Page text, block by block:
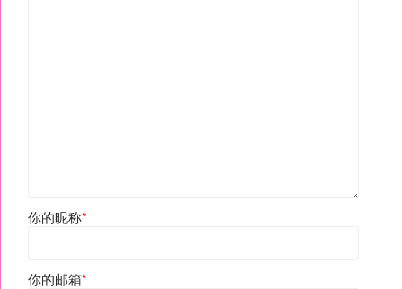
你的昵称*
你的邮箱*